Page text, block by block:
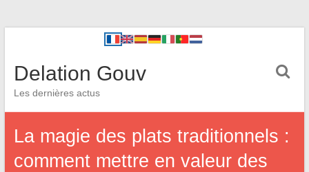
Delation Gouv
Les dernières actus
La magie des plats traditionnels :
comment mettre en valeur des